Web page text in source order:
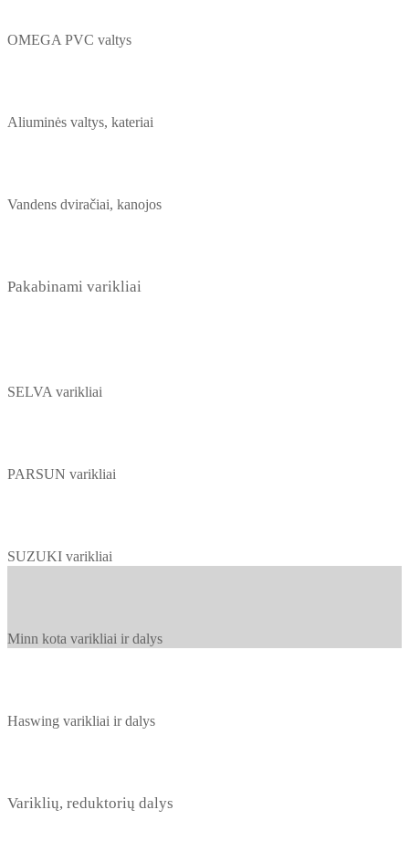
OMEGA PVC valtys
Aliuminės valtys, kateriai
Vandens dviračiai, kanojos
Pakabinami varikliai
SELVA varikliai
PARSUN varikliai
SUZUKI varikliai
Minn kota varikliai ir dalys
Haswing varikliai ir dalys
Variklių, reduktorių dalys